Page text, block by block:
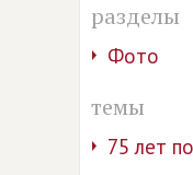
разделы
Фото
темы
75 лет